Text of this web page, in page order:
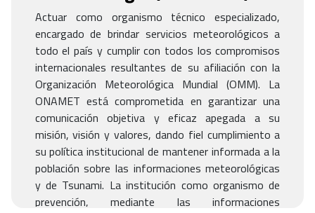
Actuar como organismo técnico especializado,
encargado de brindar servicios meteorológicos a
todo el país y cumplir con todos los compromisos
internacionales resultantes de su afiliación con la
Organización Meteorológica Mundial (OMM). La
ONAMET está comprometida en garantizar una
comunicación objetiva y eficaz apegada a su
misión, visión y valores, dando fiel cumplimiento a
su política institucional de mantener informada a la
población sobre las informaciones meteorológicas
y de Tsunami. La institución como organismo de
prevención, mediante las informaciones